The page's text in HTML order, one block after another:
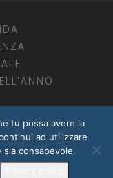
PROFESSIONISTI
TRENTO
tu possa avere la
ad utilizzare
consapevole.